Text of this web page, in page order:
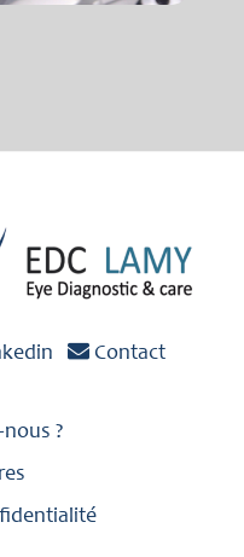
Contact
?